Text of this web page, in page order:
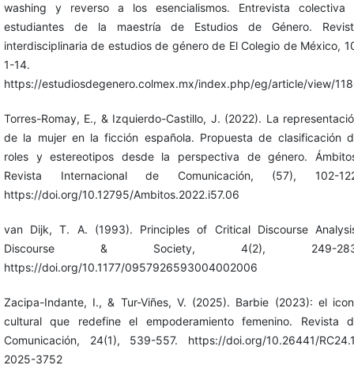
washing y reverso a los esencialismos. Entrevista colectiva
estudiantes de la maestría de Estudios de Género.
interdisciplinaria de estudios de género de El Colegio de México,
1-14.
https://estudiosdegenero.colmex.mx/index.php/eg/article/view/
Torres-Romay, E., & Izquierdo-Castillo, J. (2022). La
de la mujer en la ficción española. Propuesta de clasificación
roles y estereotipos desde la perspectiva de género.
Revista Internacional de Comunicación, (57), 102-
https://doi.org/10.12795/Ambitos.2022.i57.06
van Dijk, T. A. (1993). Principles of Critical Discourse
Discourse & Society, 4(2), 249-
https://doi.org/10.1177/0957926593004002006
Zacipa-Indante, I., & Tur-Viñes, V. (2025). Barbie (2023): el
cultural que redefine el empoderamiento femenino. Revista
Comunicación, 24(1), 539-557. https://doi.org/10.26441/
2025-3752